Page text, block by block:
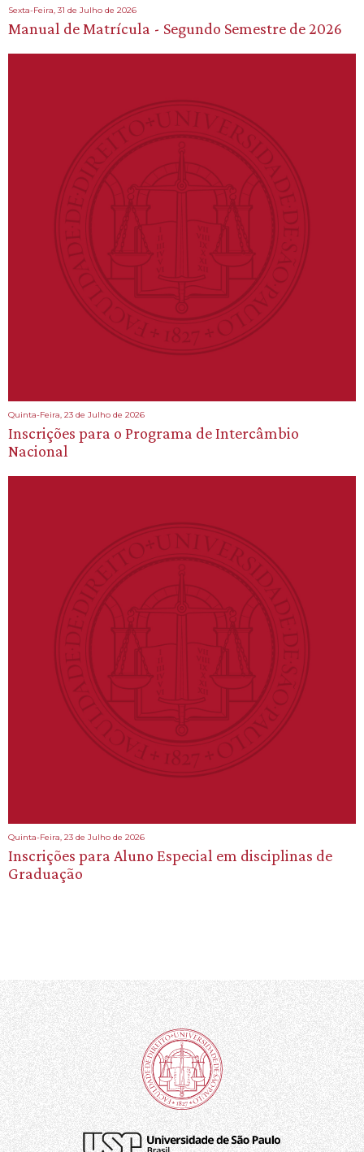
Sexta-Feira, 31 de Julho de 2026
Manual de Matrícula - Segundo Semestre de 2026
Quinta-Feira, 23 de Julho de 2026
Inscrições para o Programa de Intercâmbio
Nacional
Quinta-Feira, 23 de Julho de 2026
Inscrições para Aluno Especial em disciplinas de
Graduação